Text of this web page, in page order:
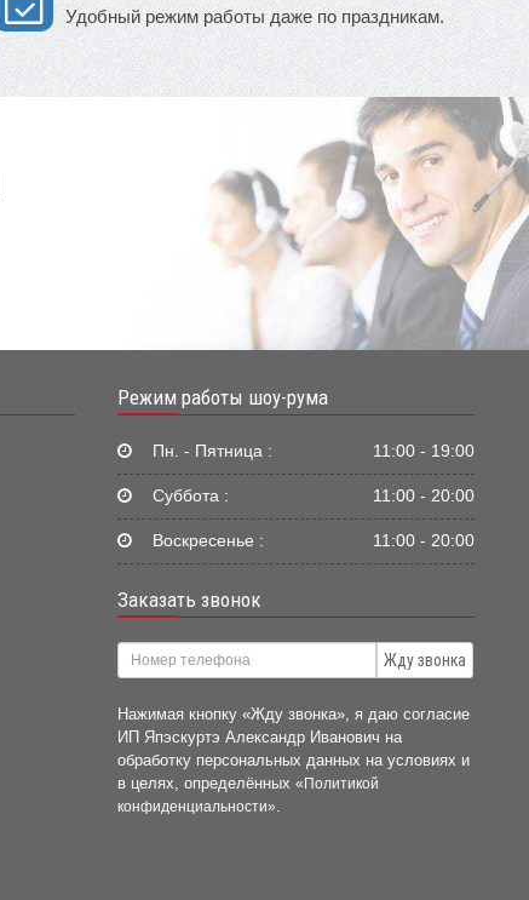
Удобный режим работы даже по праздникам.
Режим работы шоу-рума
Пн. - Пятница : 11:00 - 19:00
Суббота : 11:00 - 20:00
Воскресенье : 11:00 - 20:00
Заказать звонок
Жду звонка
Нажимая кнопку «Жду звонка», я даю согласие
ИП Япэскуртэ Александр Иванович на
обработку персональных данных на условиях и
в целях, определённых«Политикой
конфиденциальности»